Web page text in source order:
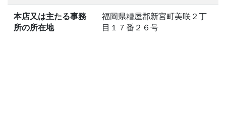
本店又は主たる事務
所の所在地
福岡県糟屋郡新宮町美咲２丁
目１７番２６号